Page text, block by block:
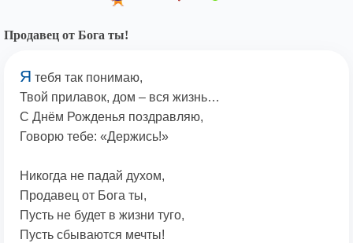
Продавец от Бога ты!
Я тебя так понимаю,
Твой прилавок, дом – вся жизнь…
С Днём Рожденья поздравляю,
Говорю тебе: «Держись!»
Никогда не падай духом,
Продавец от Бога ты,
Пусть не будет в жизни туго,
Пусть сбываются мечты!